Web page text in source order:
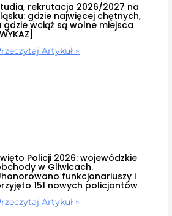
rekrutacja 2026/2027 na
gdzie najwięcej chętnych,
gdzie wciąż są wolne miejsca
Artykuł »
Policji 2026: wojewódzkie
w Gliwicach.
funkcjonariuszy i
151 nowych policjantów
Artykuł »